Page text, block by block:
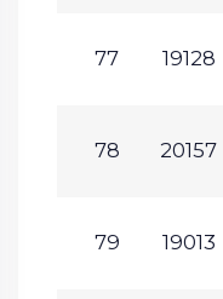
77 19128
78 20157
79 19013